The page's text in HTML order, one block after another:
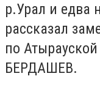
р.Урал и едва
рассказал
по
БЕРДАШЕВ.